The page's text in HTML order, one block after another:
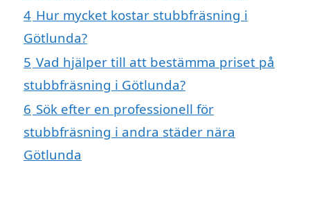
4 Hur mycket kostar stubbfräsning i
Götlunda?
5 Vad hjälper till att bestämma priset på
stubbfräsning i Götlunda?
6 Sök efter en professionell för
stubbfräsning i andra städer nära
Götlunda